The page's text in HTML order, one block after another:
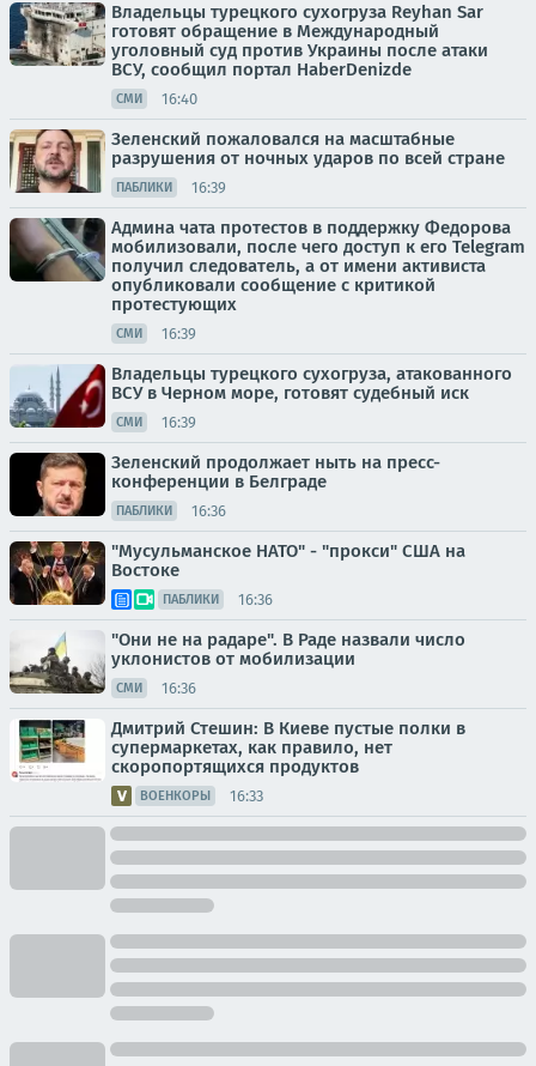
Владельцы турецкого сухогруза Reyhan Sar
готовят обращение в Международный
уголовный суд против Украины после атаки
ВСУ, сообщил портал HaberDenizde
СМИ 16:40
Зеленский пожаловался на масштабные
разрушения от ночных ударов по всей стране
ПАБЛИКИ 16:39
Админа чата протестов в поддержку Федорова
мобилизовали, после чего доступ к его Telegram
получил следователь, а от имени активиста
опубликовали сообщение с критикой
протестующих
СМИ 16:39
Владельцы турецкого сухогруза, атакованного
ВСУ в Черном море, готовят судебный иск
СМИ 16:39
Зеленский продолжает ныть на пресс-
конференции в Белграде
ПАБЛИКИ 16:36
"Мусульманское НАТО" - "прокси" США на
Востоке
ПАБЛИКИ 16:36
"Они не на радаре". В Раде назвали число
уклонистов от мобилизации
СМИ 16:36
Дмитрий Стешин: В Киеве пустые полки в
супермаркетах, как правило, нет
скоропортящихся продуктов
ВОЕНКОРЫ 16:33